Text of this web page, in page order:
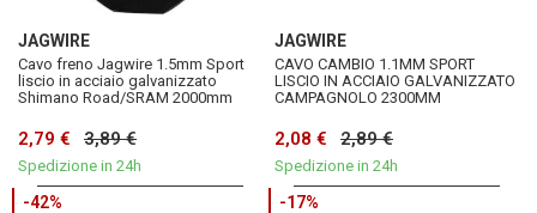
JAGWIRE
Cavo freno Jagwire 1.5mm Sport
liscio in acciaio galvanizzato
Shimano Road/SRAM 2000mm
2,79 € 3,89 €
Spedizione in 24h
JAGWIRE
CAVO CAMBIO 1.1MM SPORT
LISCIO IN ACCIAIO GALVANIZZATO
CAMPAGNOLO 2300MM
2,08 € 2,89 €
Spedizione in 24h
-42% -17%